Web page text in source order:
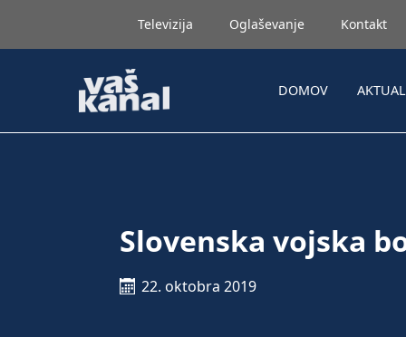
Televizija Oglaševanje Kontakt
DOMOV
Slovenska vojska
22. oktobra 2019